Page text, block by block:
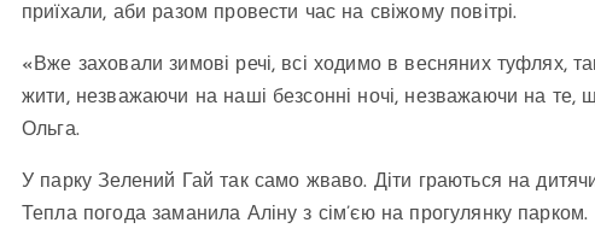
приїхали, аби разом провести час на свіжому повітрі.
«Вже заховали зимові речі, всі ходимо в весняних туфлях,
жити, незважаючи на наші безсонні ночі, незважаючи на те,
Ольга.
У парку Зелений Гай так само жваво. Діти граються на
Тепла погода заманила Аліну з сім’єю на прогулянку парком.